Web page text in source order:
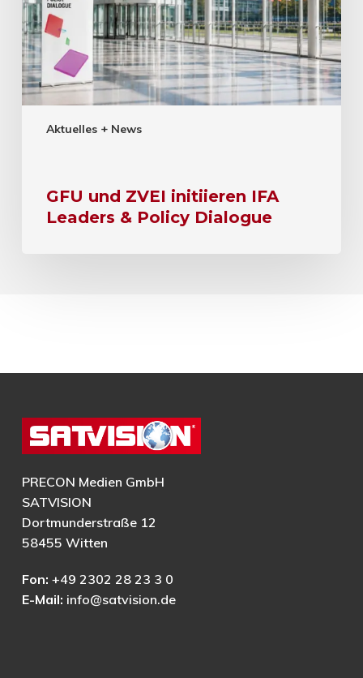
Aktuelles + News
GFU und ZVEI initiieren IFA
Leaders & Policy Dialogue
PRECON Medien GmbH
SATVISION
Dortmunderstraße 12
58455 Witten
Fon: +49 2302 28 23 3 0
E-Mail: info@satvision.de